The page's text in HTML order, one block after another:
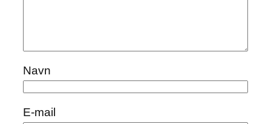
Navn
E-mail